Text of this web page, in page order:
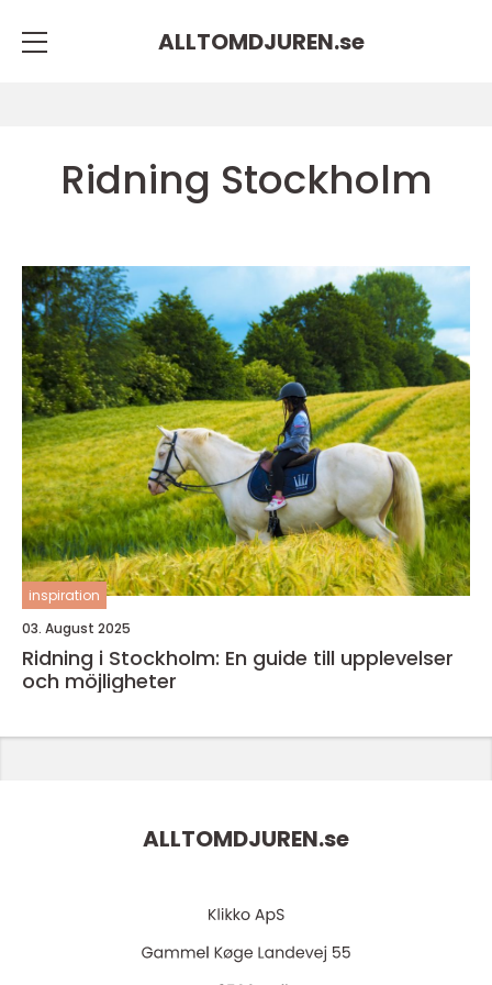
ALLTOMDJUREN.se
Ridning Stockholm
inspiration
03. August 2025
Ridning i Stockholm: En guide till upplevelser
och möjligheter
ALLTOMDJUREN.se